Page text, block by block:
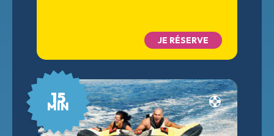
JE RÉSERVE
15
MIN